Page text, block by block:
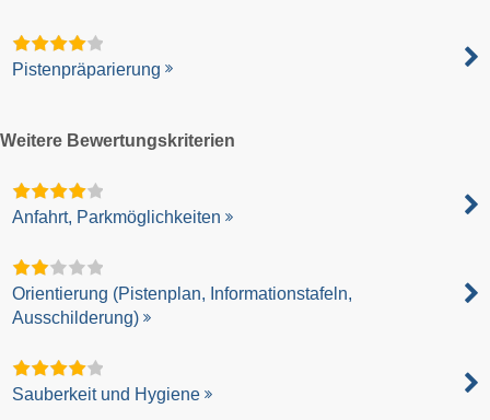
Pistenpräparierung
Weitere Bewertungskriterien
Anfahrt, Parkmöglichkeiten
Orientierung (Pistenplan, Informationstafeln,
Ausschilderung)
Sauberkeit und Hygiene